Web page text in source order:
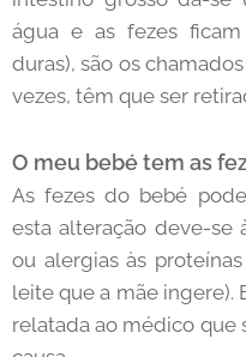
água e as fezes
duras), são os
vezes, têm que ser
O meu bebé tem as
As fezes do bebé
esta alteração deve-se
ou alergias às
leite que a mãe ingere).
relatada ao médico que